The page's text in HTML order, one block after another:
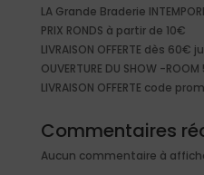
LA Grande Braderie
PRIX RONDS à partir de 10€
LIVRAISON OFFERTE dès 60€
OUVERTURE DU SHOW -
LIVRAISON OFFERTE code
Commentaires
Aucun commentaire à